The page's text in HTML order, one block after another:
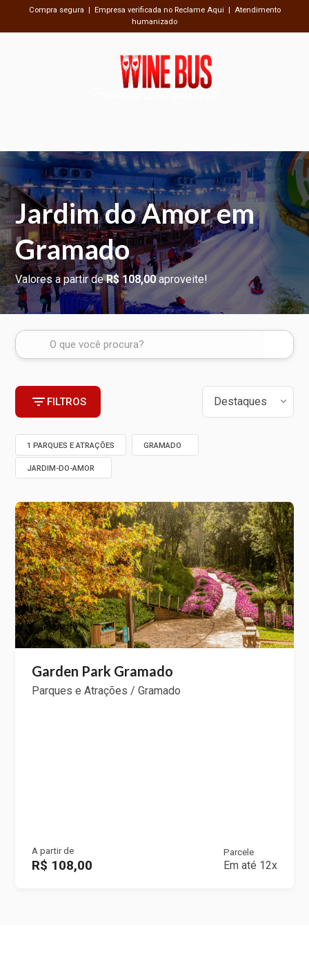
Compra segura | Empresa verificada no Reclame Aqui | Atendimento
humanizado
Passeios Inesquecíveis
Jardim do Amor em
Gramado
Valores a partir deR$ 108,00aproveite!
FILTROS
1 PARQUES E ATRAÇÕES GRAMADO
JARDIM-DO-AMOR
Garden Park Gramado
Parques e Atrações / Gramado
A partir de
R$ 108,00
Parcele
Em até 12x